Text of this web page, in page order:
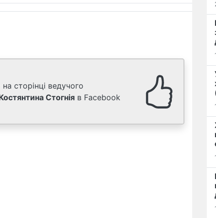
сторінці ведучого
Стогнія в Facebook